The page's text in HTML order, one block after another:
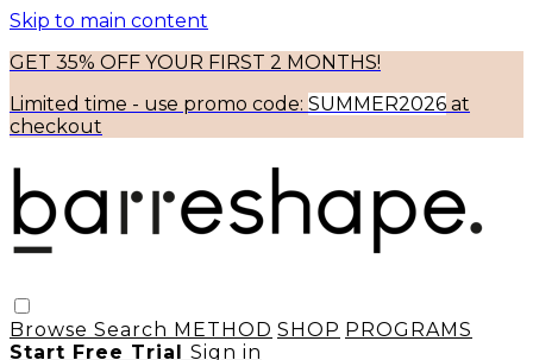
Skip to main content
GET 35% OFF YOUR FIRST 2 MONTHS!
Limited time - use promo code: SUMMER2026 at
checkout
Browse Search METHOD SHOP PROGRAMS
Start Free Trial Sign in